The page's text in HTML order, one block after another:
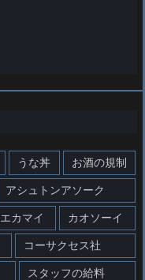
うな丼 お酒の規制
アシュトンアソーク
エカマイ カオソーイ
コーサクセス社
スタッフの給料